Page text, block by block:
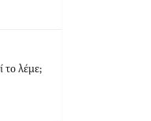
το λέμε;